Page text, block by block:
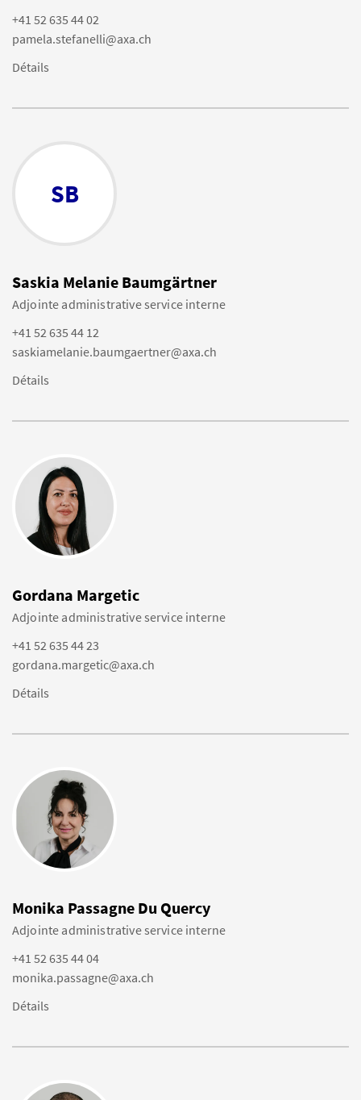
+41 52 635 44 02
pamela.stefanelli@axa.ch
Détails
SB
Saskia Melanie Baumgärtner
Adjointe administrative service interne
+41 52 635 44 12
saskiamelanie.baumgaertner@axa.ch
Détails
Gordana Margetic
Adjointe administrative service interne
+41 52 635 44 23
gordana.margetic@axa.ch
Détails
Monika Passagne Du Quercy
Adjointe administrative service interne
+41 52 635 44 04
monika.passagne@axa.ch
Détails